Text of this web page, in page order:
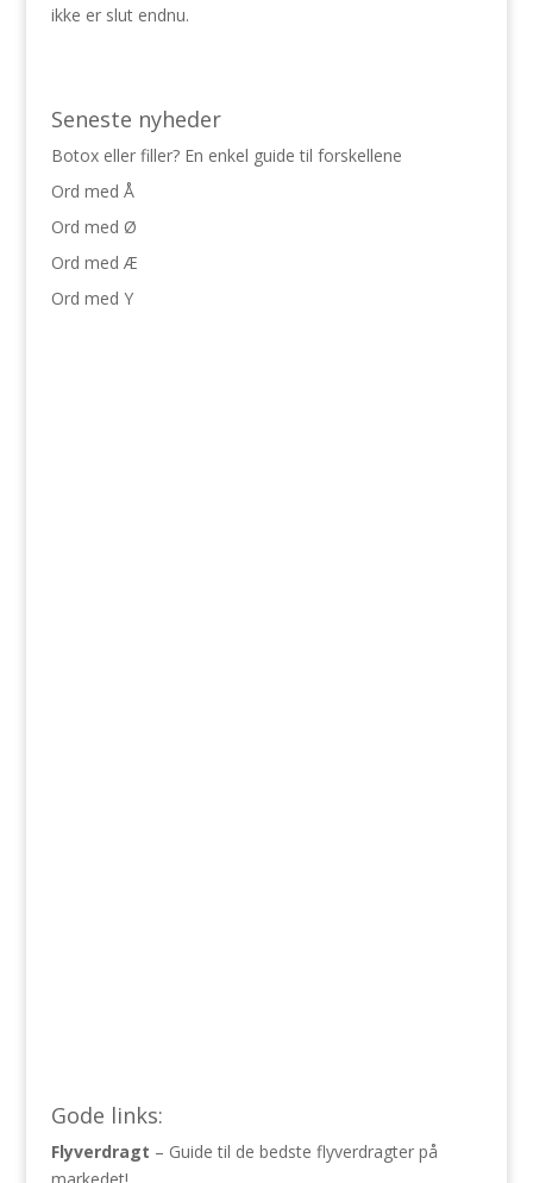
ikke er slut endnu.
Seneste nyheder
Botox eller filler? En enkel guide til forskellene
Ord med Å
Ord med Ø
Ord med Æ
Ord med Y
Gode links:
Flyverdragt – Guide til de bedste flyverdragter på
markedet!